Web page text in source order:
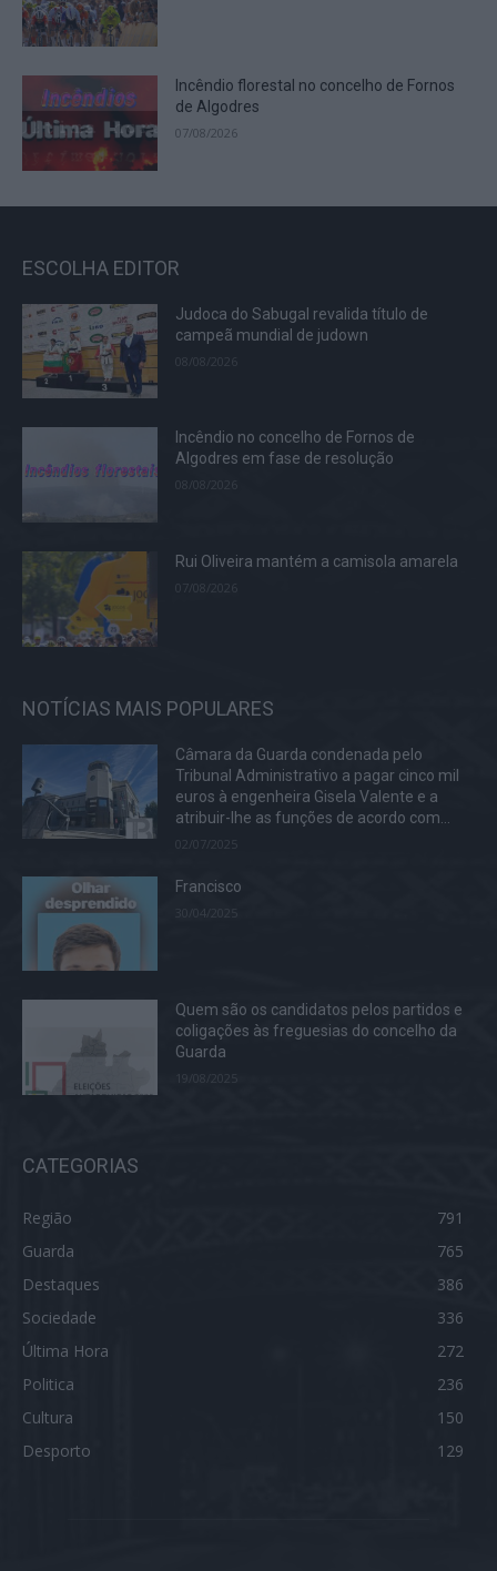
Incêndio florestal no concelho de Fornos
de Algodres
07/08/2026
ESCOLHA EDITOR
Judoca do Sabugal revalida título de
campeã mundial de judown
08/08/2026
Incêndio no concelho de Fornos de
Algodres em fase de resolução
Rui Oliveira mantém a camisola amarela
07/08/2026
NOTÍCIAS MAIS POPULARES
Câmara da Guarda condenada pelo
Tribunal Administrativo a pagar cinco mil
euros à engenheira Gisela Valente e a
atribuir-lhe as funções de acordo com...
02/07/2025
Francisco
Quem são os candidatos pelos partidos e
coligações às freguesias do concelho da
Guarda
19/08/2025
CATEGORIAS
Região
791
Guarda
765
Destaques
386
Sociedade
336
Última Hora
272
Politica
236
Cultura
150
Desporto
129